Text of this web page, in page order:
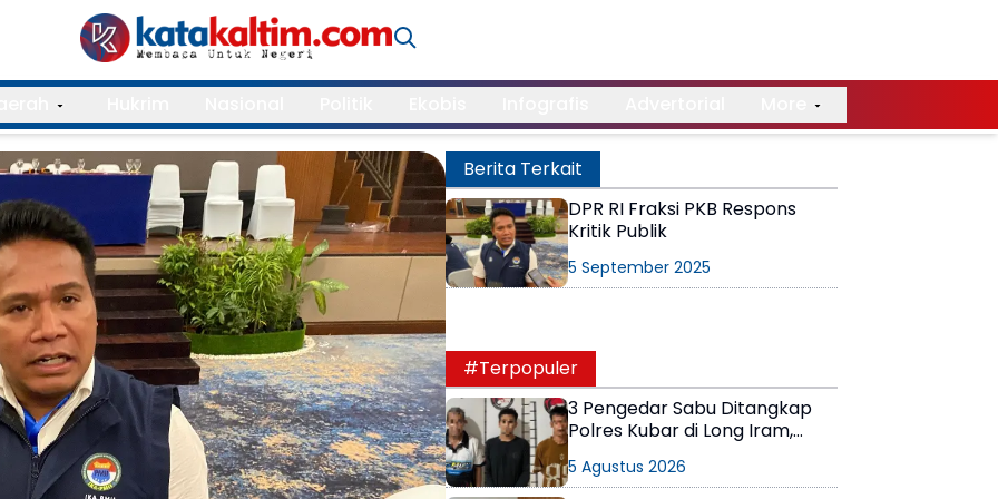
Berita Terkait
DPR RI Fraksi PKB Respons
Kritik Publik
5 September 2025
#Terpopuler
3 Pengedar Sabu Ditangkap
Polres Kubar di Long Iram,
5 Agustus 2026